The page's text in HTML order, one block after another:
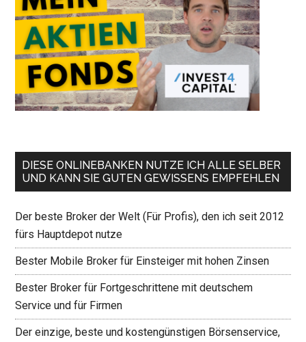
DIESE ONLINEBANKEN NUTZE ICH ALLE SELBER
UND KANN SIE GUTEN GEWISSENS EMPFEHLEN
Der beste Broker der Welt (Für Profis), den ich seit 2012
fürs Hauptdepot nutze
Bester Mobile Broker für Einsteiger mit hohen Zinsen
Bester Broker für Fortgeschrittene mit deutschem
Service und für Firmen
Der einzige, beste und kostengünstigen Börsenservice,